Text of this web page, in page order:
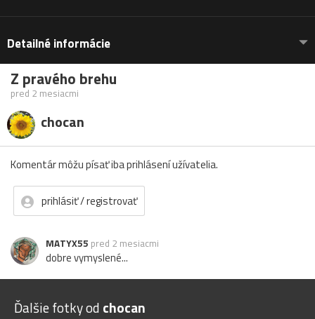
Detailné informácie
Z pravého brehu
pred 2 mesiacmi
chocan
Komentár môžu písať iba prihlásení užívatelia.
prihlásiť / registrovať
MATYX55 pred 2 mesiacmi
dobre vymyslené...
Ďalšie fotky od chocan